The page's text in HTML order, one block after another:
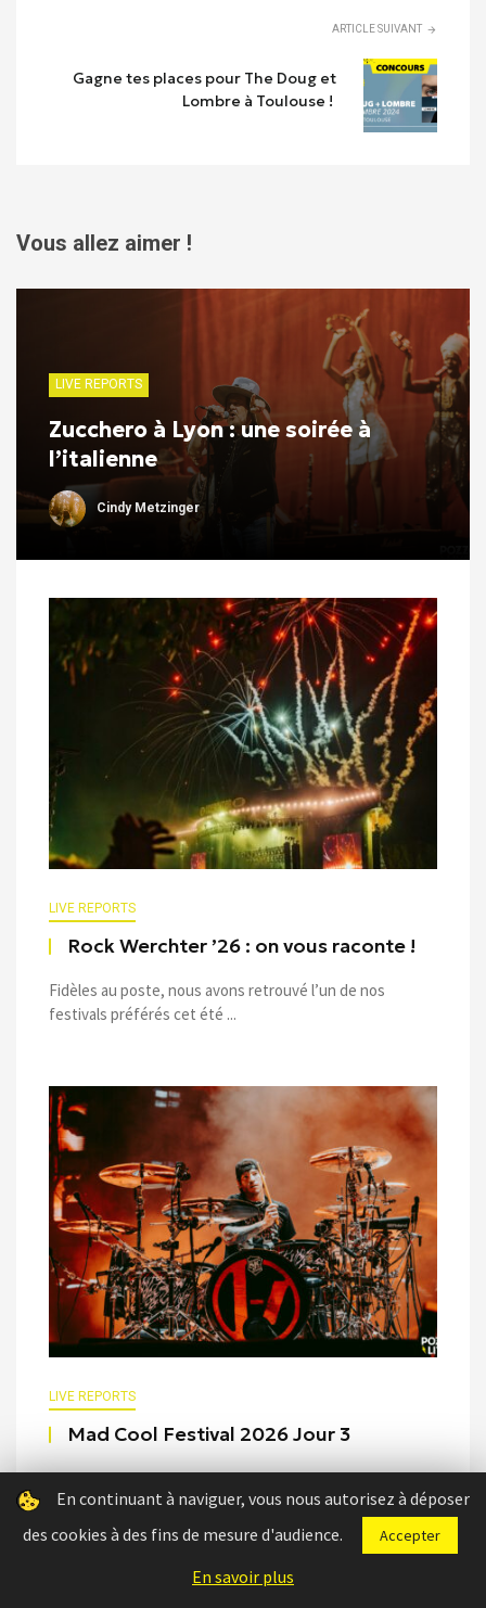
ARTICLE SUIVANT
Gagne tes places pour The Doug et
Lombre à Toulouse !
Vous allez aimer !
LIVE REPORTS
Zucchero à Lyon : une soirée à
l’italienne
Cindy Metzinger
LIVE REPORTS
Rock Werchter ’26 : on vous raconte !
Fidèles au poste, nous avons retrouvé l’un de nos
festivals préférés cet été ...
LIVE REPORTS
Mad Cool Festival 2026 Jour 3
Jour 3 du Mad Cool Festival 2026, rendez-vous
aujourd’hui avec Twenty One Pilots, ...
En continuant à naviguer, vous nous autorisez à déposer
des cookies à des fins de mesure d'audience.
Accepter
En savoir plus